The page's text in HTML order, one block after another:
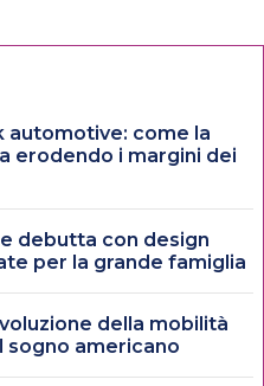
automotive: come la
erodendo i margini dei
debutta con design
per la grande famiglia
della mobilità
sogno americano